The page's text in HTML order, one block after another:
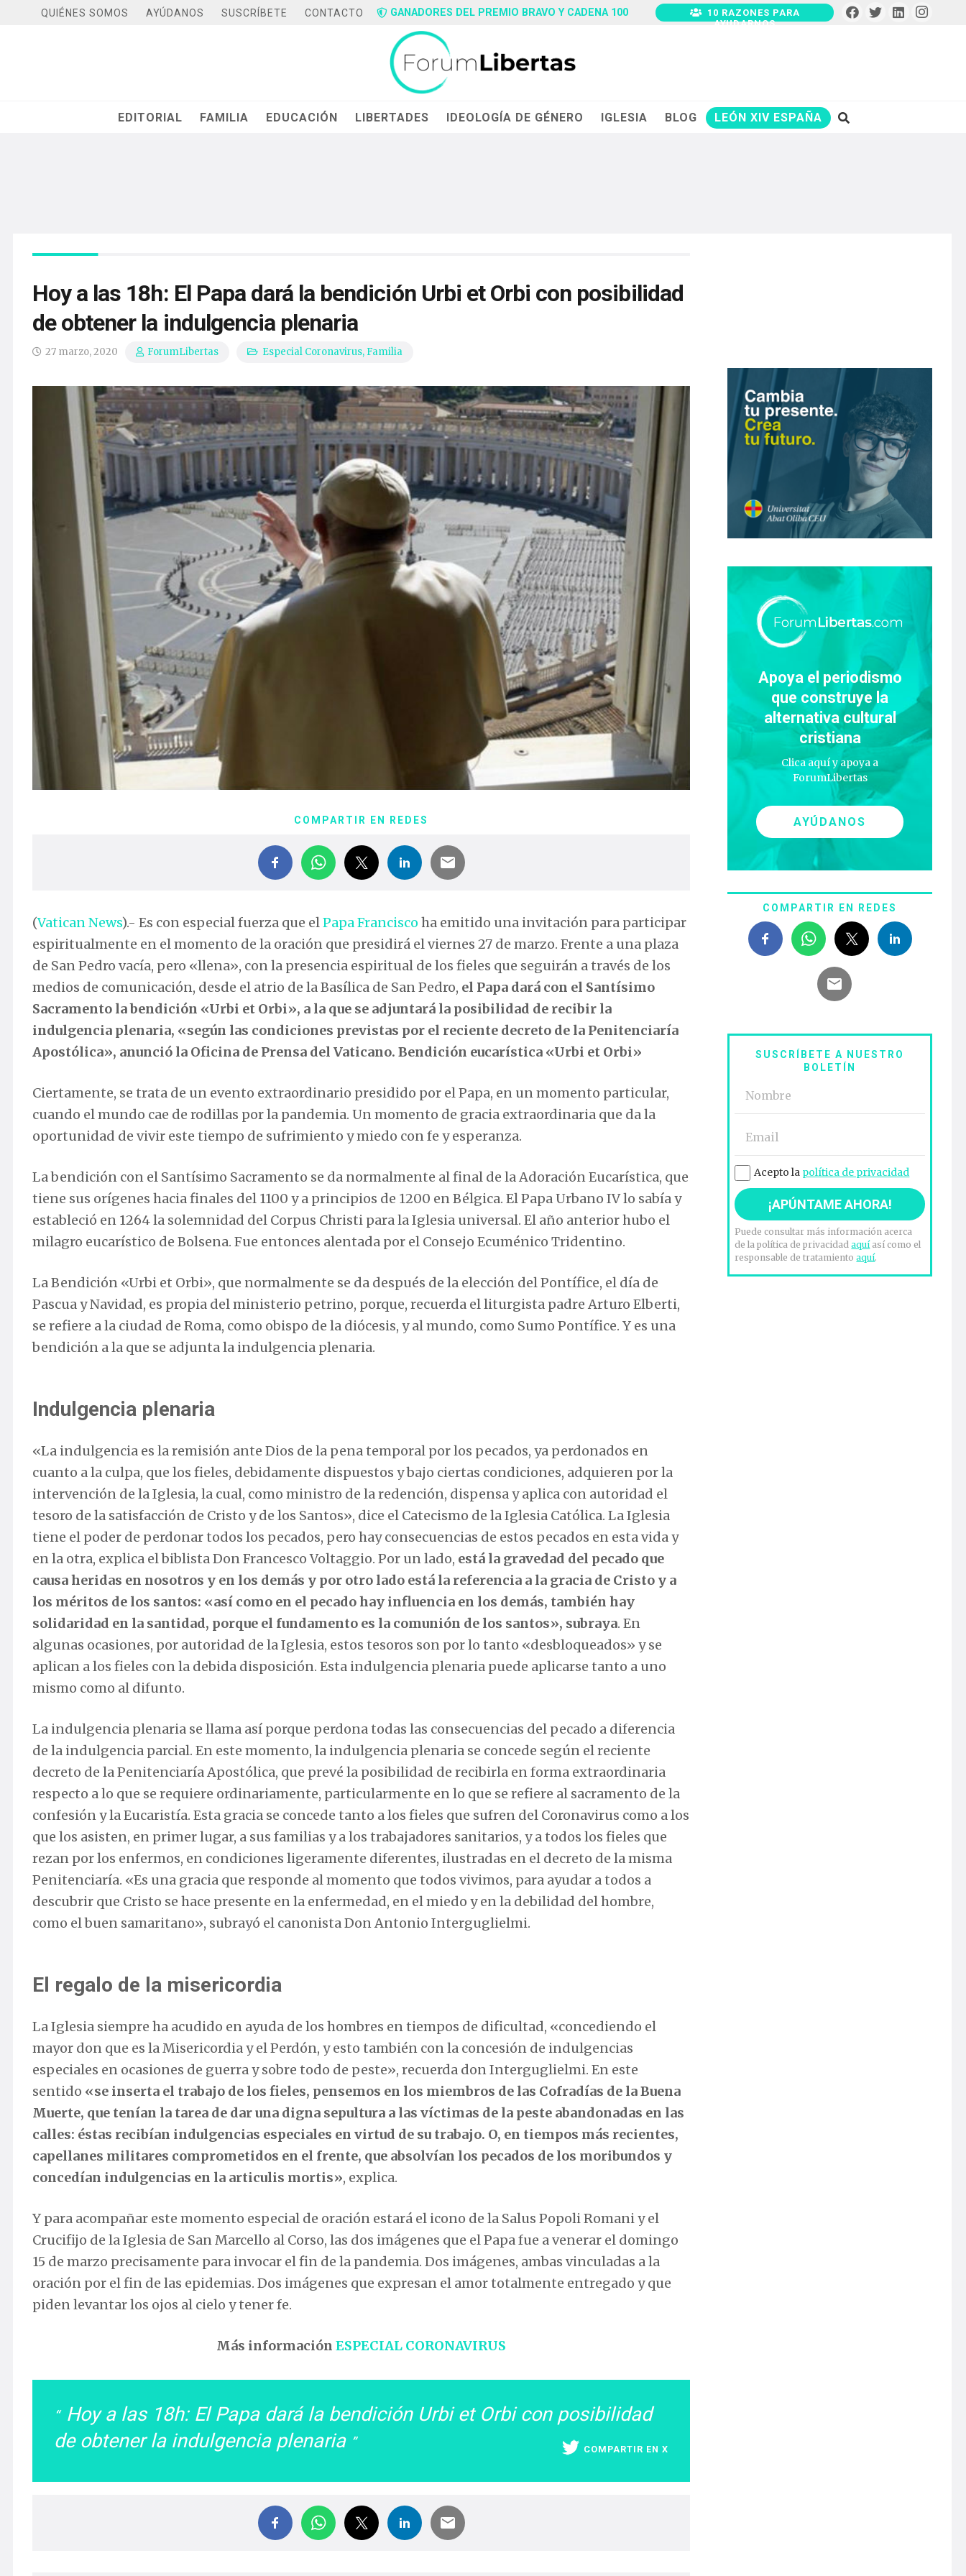
QUIÉNES SOMOS AYÚDANOS SUSCRÍBETE CONTACTO GANADORES DEL PREMIO BRAVO Y CADENA 100
10 RAZONES PARA
AYUDARNOS
EDITORIAL FAMILIA EDUCACIÓN LIBERTADES IDEOLOGÍA DE GÉNERO IGLESIA BLOG LEÓN XIV ESPAÑA
Hoy a las 18h: El Papa dará la bendición Urbi et Orbi con posibilidad
de obtener la indulgencia plenaria
27 marzo, 2020 ForumLibertas Especial Coronavirus, Familia
COMPARTIR EN REDES
(Vatican News).- Es con especial fuerza que elPapa Francisco ha emitido una invitación para participar
espiritualmente en el momento de la oración que presidirá el viernes 27 de marzo. Frente a una plaza
de San Pedro vacía, pero «llena», con la presencia espiritual de los fieles que seguirán a través de los
medios de comunicación, desde el atrio de la Basílica de San Pedro, el Papa dará con el Santísimo
Sacramento la bendición «Urbi et Orbi», a la que se adjuntará la posibilidad de recibir la
indulgencia plenaria, «según las condiciones previstas por el reciente decreto de la Penitenciaría
Apostólica», anunció la Oficina de Prensa del Vaticano. Bendición eucarística «Urbi et Orbi»
Ciertamente, se trata de un evento extraordinario presidido por el Papa, en un momento particular,
cuando el mundo cae de rodillas por la pandemia. Un momento de gracia extraordinaria que da la
oportunidad de vivir este tiempo de sufrimiento y miedo con fe y esperanza.
La bendición con el Santísimo Sacramento se da normalmente al final de la Adoración Eucarística, que
tiene sus orígenes hacia finales del 1100 y a principios de 1200 en Bélgica. El Papa Urbano IV lo sabía y
estableció en 1264 la solemnidad del Corpus Christi para la Iglesia universal. El año anterior hubo el
milagro eucarístico de Bolsena. Fue entonces alentada por el Consejo Ecuménico Tridentino.
La Bendición «Urbi et Orbi», que normalmente se da después de la elección del Pontífice, el día de
Pascua y Navidad, es propia del ministerio petrino, porque, recuerda el liturgista padre Arturo Elberti,
se refiere a la ciudad de Roma, como obispo de la diócesis, y al mundo, como Sumo Pontífice. Y es una
bendición a la que se adjunta la indulgencia plenaria.
Indulgencia plenaria
«La indulgencia es la remisión ante Dios de la pena temporal por los pecados, ya perdonados en
cuanto a la culpa, que los fieles, debidamente dispuestos y bajo ciertas condiciones, adquieren por la
intervención de la Iglesia, la cual, como ministro de la redención, dispensa y aplica con autoridad el
tesoro de la satisfacción de Cristo y de los Santos», dice el Catecismo de la Iglesia Católica. La Iglesia
tiene el poder de perdonar todos los pecados, pero hay consecuencias de estos pecados en esta vida y
en la otra, explica el biblista Don Francesco Voltaggio. Por un lado, está la gravedad del pecado que
causa heridas en nosotros y en los demás y por otro lado está la referencia a la gracia de Cristo y a
los méritos de los santos: «así como en el pecado hay influencia en los demás, también hay
solidaridad en la santidad, porque el fundamento es la comunión de los santos», subraya. En
algunas ocasiones, por autoridad de la Iglesia, estos tesoros son por lo tanto «desbloqueados» y se
aplican a los fieles con la debida disposición. Esta indulgencia plenaria puede aplicarse tanto a uno
mismo como al difunto.
La indulgencia plenaria se llama así porque perdona todas las consecuencias del pecado a diferencia
de la indulgencia parcial. En este momento, la indulgencia plenaria se concede según el reciente
decreto de la Penitenciaría Apostólica, que prevé la posibilidad de recibirla en forma extraordinaria
respecto a lo que se requiere ordinariamente, particularmente en lo que se refiere al sacramento de la
confesión y la Eucaristía. Esta gracia se concede tanto a los fieles que sufren del Coronavirus como a los
que los asisten, en primer lugar, a sus familias y a los trabajadores sanitarios, y a todos los fieles que
rezan por los enfermos, en condiciones ligeramente diferentes, ilustradas en el decreto de la misma
Penitenciaría. «Es una gracia que responde al momento que todos vivimos, para ayudar a todos a
descubrir que Cristo se hace presente en la enfermedad, en el miedo y en la debilidad del hombre,
como el buen samaritano», subrayó el canonista Don Antonio Interguglielmi.
El regalo de la misericordia
La Iglesia siempre ha acudido en ayuda de los hombres en tiempos de dificultad, «concediendo el
mayor don que es la Misericordia y el Perdón, y esto también con la concesión de indulgencias
especiales en ocasiones de guerra y sobre todo de peste», recuerda don Interguglielmi. En este
sentido «se inserta el trabajo de los fieles, pensemos en los miembros de las Cofradías de la Buena
Muerte, que tenían la tarea de dar una digna sepultura a las víctimas de la peste abandonadas en las
calles: éstas recibían indulgencias especiales en virtud de su trabajo. O, en tiempos más recientes,
capellanes militares comprometidos en el frente, que absolvían los pecados de los moribundos y
concedían indulgencias en la articulis mortis», explica.
Y para acompañar este momento especial de oración estará el icono de la Salus Popoli Romani y el
Crucifijo de la Iglesia de San Marcello al Corso, las dos imágenes que el Papa fue a venerar el domingo
15 de marzo precisamente para invocar el fin de la pandemia. Dos imágenes, ambas vinculadas a la
oración por el fin de las epidemias. Dos imágenes que expresan el amor totalmente entregado y que
piden levantar los ojos al cielo y tener fe.
Más informaciónESPECIAL CORONAVIRUS
Hoy a las 18h: El Papa dará la bendición Urbi et Orbi con posibilidad
de obtener la indulgencia plenaria
COMPARTIR EN X
Apoya el periodismo
que construye la
alternativa cultural
cristiana
Clica aquí y apoya a
ForumLibertas
AYÚDANOS
COMPARTIR EN REDES
SUSCRÍBETE A NUESTRO
BOLETÍN
Acepto la política de privacidad
Puede consultar más información acerca
de la política de privacidadaquíasí como el
responsable de tratamientoaquí.